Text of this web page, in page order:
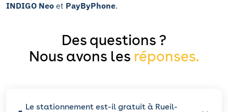
INDIGO Neo et PayByPhone.
Des questions ?
Nous avons les réponses.
Le stationnement est-il gratuit à Rueil-